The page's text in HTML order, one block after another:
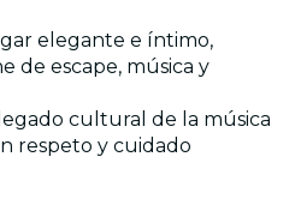
elegante e íntimo,
de escape, música y
cultural de la música
respeto y cuidado